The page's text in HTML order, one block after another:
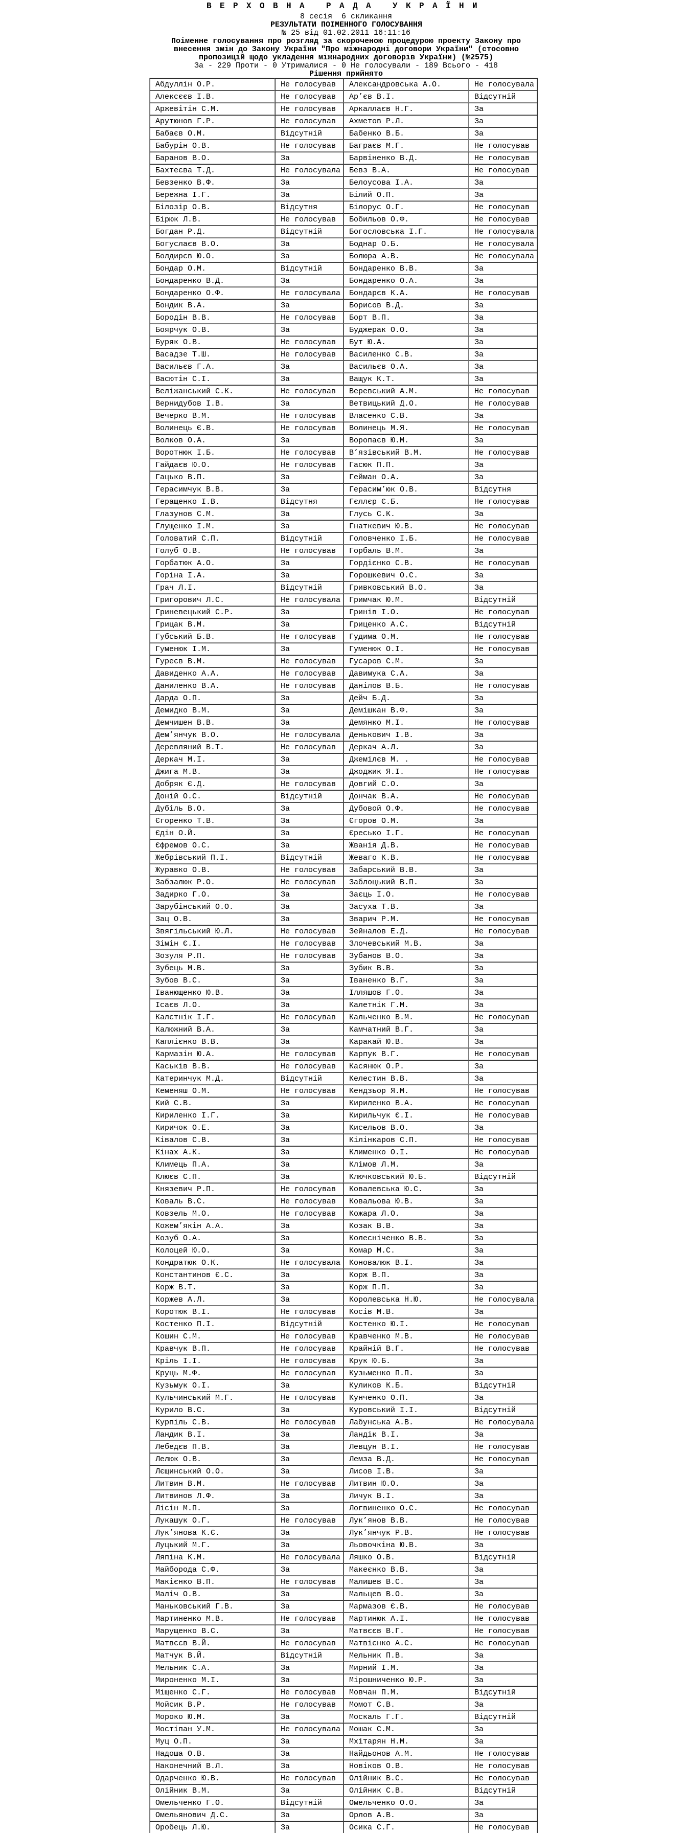
ВЕРХОВНА РАДА УКРАЇНИ
8 сесія 6 скликання
РЕЗУЛЬТАТИ ПОІМЕННОГО ГОЛОСУВАННЯ
№ 25 від 01.02.2011 16:11:16
Поіменне голосування про розгляд за скороченою процедурою проекту Закону про
внесення змін до Закону України "Про міжнародні договори України" (стосовно
пропозицій щодо укладення міжнародних договорів України) (№2575)
За - 229 Проти - 0 Утрималися - 0 Не голосували - 189 Всього - 418
Рішення прийнято
Абдуллін О.Р.
Не голосував Александровська А.О.
Не голосувала
Алексєєв І.В.
Не голосував Ар’єв В.І.
Відсутній
Аржевітін С.М.
Не голосував Аркаллаєв Н.Г.
За
Арутюнов Г.Р.
Не голосував Ахметов Р.Л.
За
Бабаєв О.М.
Відсутній Бабенко В.Б.
За
Бабурін О.В.
Не голосував Баграєв М.Г.
Не голосував
Баранов В.О.
За Барвіненко В.Д.
Не голосував
Бахтеєва Т.Д.
Не голосувала Бевз В.А.
Не голосував
Бевзенко В.Ф.
За Белоусова І.А.
За
Бережна І.Г.
За Білий О.П.
За
Білозір О.В.
Відсутня Білорус О.Г.
Не голосував
Бірюк Л.В.
Не голосував Бобильов О.Ф.
Не голосував
Богдан Р.Д.
Відсутній Богословська І.Г.
Не голосувала
Богуслаєв В.О.
За Боднар О.Б.
Не голосувала
Болдирєв Ю.О.
За Болюра А.В.
Не голосувала
Бондар О.М.
Відсутній Бондаренко В.В.
За
Бондаренко В.Д.
За Бондаренко О.А.
За
Бондаренко О.Ф.
Не голосувала Бондарєв К.А.
Не голосував
Бондик В.А.
За Борисов В.Д.
За
Бородін В.В.
Не голосував Борт В.П.
За
Боярчук О.В.
За Буджерак О.О.
За
Буряк О.В.
Не голосував Бут Ю.А.
За
Васадзе Т.Ш.
Не голосував Василенко С.В.
За
Васильєв Г.А.
За Васильєв О.А.
За
Васютін С.І.
За Ващук К.Т.
За
Веліжанський С.К.
Не голосував Веревський А.М.
Не голосував
Вернидубов І.В.
За Ветвицький Д.О.
Не голосував
Вечерко В.М.
Не голосував Власенко С.В.
За
Волинець Є.В.
Не голосував Волинець М.Я.
Не голосував
Волков О.А.
За Воропаєв Ю.М.
За
Воротнюк І.Б.
Не голосував В’язівський В.М.
Не голосував
Гайдаєв Ю.О.
Не голосував Гасюк П.П.
За
Гацько В.П.
За Гейман О.А.
За
Герасимчук В.В.
За Герасим’юк О.В.
Відсутня
Геращенко І.В.
Відсутня Гєллєр Є.Б.
Не голосував
Глазунов С.М.
За Глусь С.К.
За
Глущенко І.М.
За Гнаткевич Ю.В.
Не голосував
Головатий С.П.
Відсутній Головченко І.Б.
Не голосував
Голуб О.В.
Не голосував Горбаль В.М.
За
Горбатюк А.О.
За Гордієнко С.В.
Не голосував
Горіна І.А.
За Горошкевич О.С.
За
Грач Л.І.
Відсутній Гривковський В.О.
За
Григорович Л.С.
Не голосувала Гримчак Ю.М.
Відсутній
Гриневецький С.Р.
За Гринів І.О.
Не голосував
Грицак В.М.
За Гриценко А.С.
Відсутній
Губський Б.В.
Не голосував Гудима О.М.
Не голосував
Гуменюк І.М.
За Гуменюк О.І.
Не голосував
Гуреєв В.М.
Не голосував Гусаров С.М.
За
Давиденко А.А.
Не голосував Давимука С.А.
За
Даниленко В.А.
Не голосував Данілов В.Б.
Не голосував
Дарда О.П.
За Дейч Б.Д.
За
Демидко В.М.
За Демішкан В.Ф.
За
Демчишен В.В.
За Демянко М.І.
Не голосував
Дем’янчук В.О.
Не голосувала Денькович І.В.
За
Деревляний В.Т.
Не голосував Деркач А.Л.
За
Деркач М.І.
За Джемілєв М. .
Не голосував
Джига М.В.
За Джоджик Я.І.
Не голосував
Добряк Є.Д.
Не голосував Довгий С.О.
За
Доній О.С.
Відсутній Дончак В.А.
Не голосував
Дубіль В.О.
За Дубовой О.Ф.
Не голосував
Єгоренко Т.В.
За Єгоров О.М.
За
Єдін О.Й.
За Єресько І.Г.
Не голосував
Єфремов О.С.
За Жванія Д.В.
Не голосував
Жебрівський П.І.
Відсутній Жеваго К.В.
Не голосував
Журавко О.В.
Не голосував Забарський В.В.
За
Забзалюк Р.О.
Не голосував Заблоцький В.П.
За
Задирко Г.О.
За Заєць І.О.
Не голосував
Зарубінський О.О.
За Засуха Т.В.
За
Зац О.В.
За Зварич Р.М.
Не голосував
Звягільський Ю.Л.
Не голосував Зейналов Е.Д.
Не голосував
Зімін Є.І.
Не голосував Злочевський М.В.
За
Зозуля Р.П.
Не голосував Зубанов В.О.
За
Зубець М.В.
За Зубик В.В.
За
Зубов В.С.
За Іваненко В.Г.
За
Іванющенко Ю.В.
За Ілляшов Г.О.
За
Ісаєв Л.О.
За Калетнік Г.М.
За
Калєтнік І.Г.
Не голосував Кальченко В.М.
Не голосував
Калюжний В.А.
За Камчатний В.Г.
За
Каплієнко В.В.
За Каракай Ю.В.
За
Кармазін Ю.А.
Не голосував Карпук В.Г.
Не голосував
Каськів В.В.
Не голосував Касянюк О.Р.
За
Катеринчук М.Д.
Відсутній Келестин В.В.
За
Кеменяш О.М.
Не голосував Кендзьор Я.М.
Не голосував
Кий С.В.
За Кириленко В.А.
Не голосував
Кириленко І.Г.
За Кирильчук Є.І.
Не голосував
Киричок О.Е.
За Кисельов В.О.
За
Ківалов С.В.
За Кілінкаров С.П.
Не голосував
Кінах А.К.
За Клименко О.І.
Не голосував
Климець П.А.
За Клімов Л.М.
За
Клюєв С.П.
За Ключковський Ю.Б.
Відсутній
Князевич Р.П.
Не голосував Ковалевська Ю.С.
За
Коваль В.С.
Не голосував Ковальова Ю.В.
За
Ковзель М.О.
Не голосував Кожара Л.О.
За
Кожем’якін А.А.
За Козак В.В.
За
Козуб О.А.
За Колесніченко В.В.
За
Колоцей Ю.О.
За Комар М.С.
За
Кондратюк О.К.
Не голосувала Коновалюк В.І.
За
Константинов Є.С.
За Корж В.П.
За
Корж В.Т.
За Корж П.П.
За
Коржев А.Л.
За Королевська Н.Ю.
Не голосувала
Коротюк В.І.
Не голосував Косів М.В.
За
Костенко П.І.
Відсутній Костенко Ю.І.
Не голосував
Кошин С.М.
Не голосував Кравченко М.В.
Не голосував
Кравчук В.П.
Не голосував Крайній В.Г.
Не голосував
Кріль І.І.
Не голосував Крук Ю.Б.
За
Круць М.Ф.
Не голосував Кузьменко П.П.
За
Кузьмук О.І.
За Куликов К.Б.
Відсутній
Кульчинський М.Г.
Не голосував Кунченко О.П.
За
Курило В.С.
За Куровський І.І.
Відсутній
Курпіль С.В.
Не голосував Лабунська А.В.
Не голосувала
Ландик В.І.
За Ландік В.І.
За
Лебедєв П.В.
За Левцун В.І.
Не голосував
Лелюк О.В.
За Лемза В.Д.
Не голосував
Лєщинський О.О.
За Лисов І.В.
За
Литвин В.М.
Не голосував Литвин Ю.О.
За
Литвинов Л.Ф.
За Личук В.І.
За
Лісін М.П.
За Логвиненко О.С.
Не голосував
Лукашук О.Г.
Не голосував Лук’янов В.В.
Не голосував
Лук’янова К.Є.
За Лук’янчук Р.В.
Не голосував
Луцький М.Г.
За Льовочкіна Ю.В.
За
Ляпіна К.М.
Не голосувала Ляшко О.В.
Відсутній
Майборода С.Ф.
За Макеєнко В.В.
За
Макієнко В.П.
Не голосував Малишев В.С.
За
Маліч О.В.
За Мальцев В.О.
За
Маньковський Г.В.
За Мармазов Є.В.
Не голосував
Мартиненко М.В.
Не голосував Мартинюк А.І.
Не голосував
Марущенко В.С.
За Матвєєв В.Г.
Не голосував
Матвєєв В.Й.
Не голосував Матвієнко А.С.
Не голосував
Матчук В.Й.
Відсутній Мельник П.В.
За
Мельник С.А.
За Мирний І.М.
За
Мироненко М.І.
За Мірошниченко Ю.Р.
За
Міщенко С.Г.
Не голосував Мовчан П.М.
Відсутній
Мойсик В.Р.
Не голосував Момот С.В.
За
Мороко Ю.М.
За Москаль Г.Г.
Відсутній
Мостіпан У.М.
Не голосувала Мошак С.М.
За
Муц О.П.
За Мхітарян Н.М.
За
Надоша О.В.
За Найдьонов А.М.
Не голосував
Наконечний В.Л.
За Новіков О.В.
Не голосував
Одарченко Ю.В.
Не голосував Олійник В.С.
Не голосував
Олійник В.М.
За Олійник С.В.
Відсутній
Омельченко Г.О.
Відсутній Омельченко О.О.
За
Омельянович Д.С.
За Орлов А.В.
За
Оробець Л.Ю.
За Осика С.Г. Не голосував